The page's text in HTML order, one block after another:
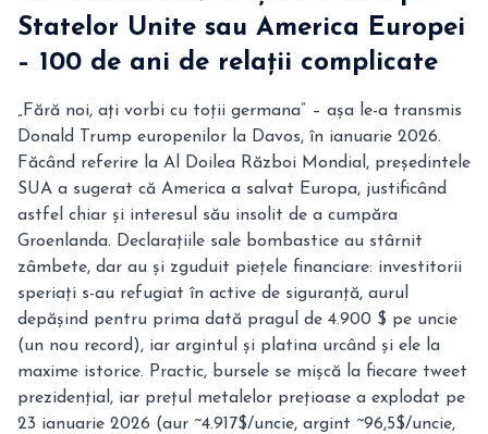
Statelor Unite sau America Europei
– 100 de ani de relații complicate
„Fără noi, ați vorbi cu toții germana” – așa le-a transmis
Donald Trump europenilor la Davos, în ianuarie 2026.
Făcând referire la Al Doilea Război Mondial, președintele
SUA a sugerat că America a salvat Europa, justificând
astfel chiar și interesul său insolit de a cumpăra
Groenlanda. Declarațiile sale bombastice au stârnit
zâmbete, dar au și zguduit piețele financiare: investitorii
speriați s-au refugiat în active de siguranță, aurul
depășind pentru prima dată pragul de 4.900 $ pe uncie
(un nou record), iar argintul și platina urcând și ele la
maxime istorice. Practic, bursele se mișcă la fiecare tweet
prezidențial, iar prețul metalelor prețioase a explodat pe
23 ianuarie 2026 (aur ~4.917$/uncie, argint ~96,5$/uncie,